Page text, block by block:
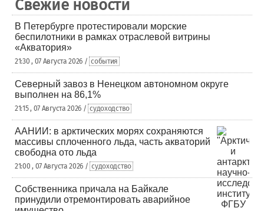
Свежие новости
В Петербурге протестировали морские
беспилотники в рамках отраслевой витрины
«Акватория»
21:30 , 07 Августа 2026 / события
Северный завоз в Ненецком автономном округе
выполнен на 86,1%
21:15 , 07 Августа 2026 / судоходство
ААНИИ: в арктических морях сохраняются
массивы сплоченного льда, часть акваторий
свободна ото льда
21:00 , 07 Августа 2026 / судоходство
Собственника причала на Байкале
принудили отремонтировать аварийное